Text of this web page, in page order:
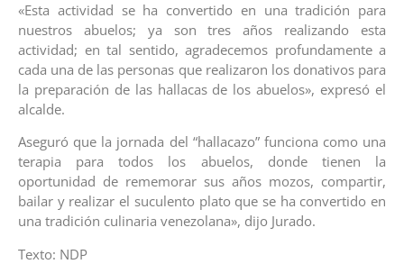
«Esta actividad se ha convertido en una tradición para
nuestros abuelos; ya son tres años realizando esta
actividad; en tal sentido, agradecemos profundamente a
cada una de las personas que realizaron los donativos para
la preparación de las hallacas de los abuelos», expresó el
alcalde.
Aseguró que la jornada del “hallacazo” funciona como una
terapia para todos los abuelos, donde tienen la
oportunidad de rememorar sus años mozos, compartir,
bailar y realizar el suculento plato que se ha convertido en
una tradición culinaria venezolana», dijo Jurado.
Texto: NDP